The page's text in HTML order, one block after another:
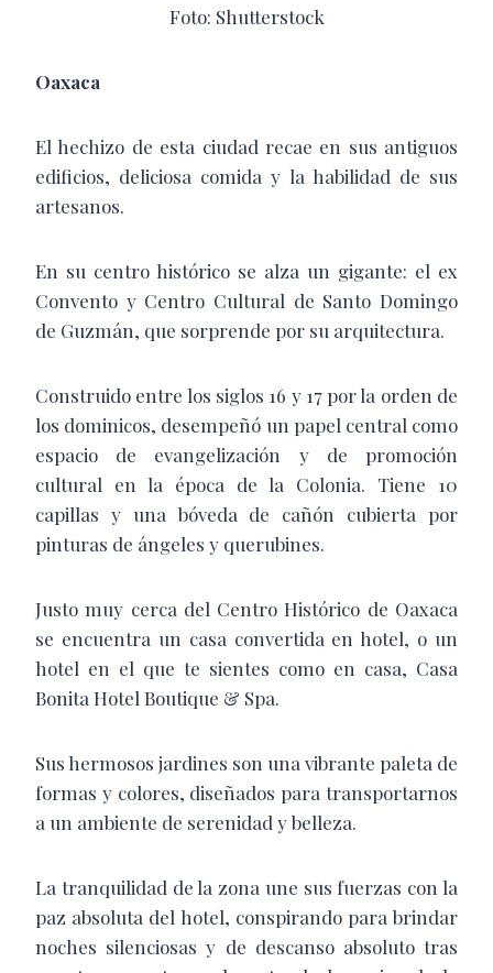
Foto: Shutterstock
Oaxaca
El hechizo de esta ciudad recae en sus antiguos
edificios, deliciosa comida y la habilidad de sus
artesanos.
En su centro histórico se alza un gigante: el ex
Convento y Centro Cultural de Santo Domingo
de Guzmán, que sorprende por su arquitectura.
Construido entre los siglos 16 y 17 por la orden de
los dominicos, desempeñó un papel central como
espacio de evangelización y de promoción
cultural en la época de la Colonia. Tiene 10
capillas y una bóveda de cañón cubierta por
pinturas de ángeles y querubines.
Justo muy cerca del Centro Histórico de Oaxaca
se encuentra un casa convertida en hotel, o un
hotel en el que te sientes como en casa, Casa
Bonita Hotel Boutique & Spa.
Sus hermosos jardines son una vibrante paleta de
formas y colores, diseñados para transportarnos
a un ambiente de serenidad y belleza.
La tranquilidad de la zona une sus fuerzas con la
paz absoluta del hotel, conspirando para brindar
noches silenciosas y de descanso absoluto tras